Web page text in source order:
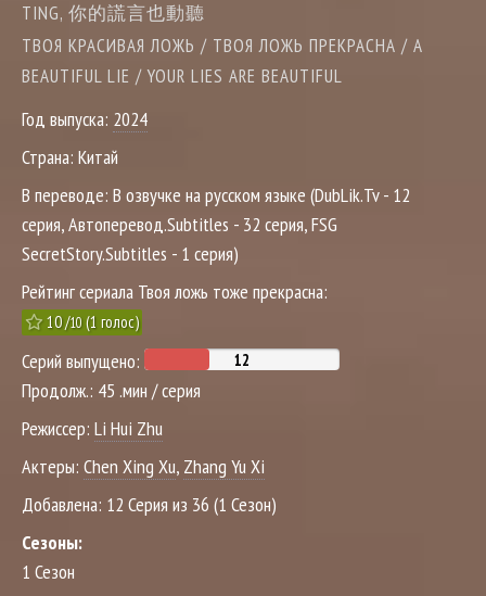
TING, 你的謊言也動聽
ТВОЯ КРАСИВАЯ ЛОЖЬ / ТВОЯ ЛОЖЬ ПРЕКРАСНА / A
BEAUTIFUL LIE / YOUR LIES ARE BEAUTIFUL
Год выпуска: 2024
Страна: Китай
В переводе: В озвучке на русском языке (DubLik.Tv - 12
серия, Автоперевод.Subtitles - 32 серия, FSG
SecretStory.Subtitles - 1 серия)
Рейтинг сериала Твоя ложь тоже прекрасна:
10/10(1 голос)
Серий выпущено:
Продолж.: 45 .мин / серия
Режиссер: Li Hui Zhu
Актеры: Chen Xing Xu, Zhang Yu Xi
Добавлена: 12 Серия из 36 (1 Сезон)
Сезоны:
1 Сезон